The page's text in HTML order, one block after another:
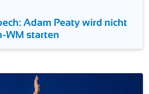
Adam Peaty wird nicht
WM starten